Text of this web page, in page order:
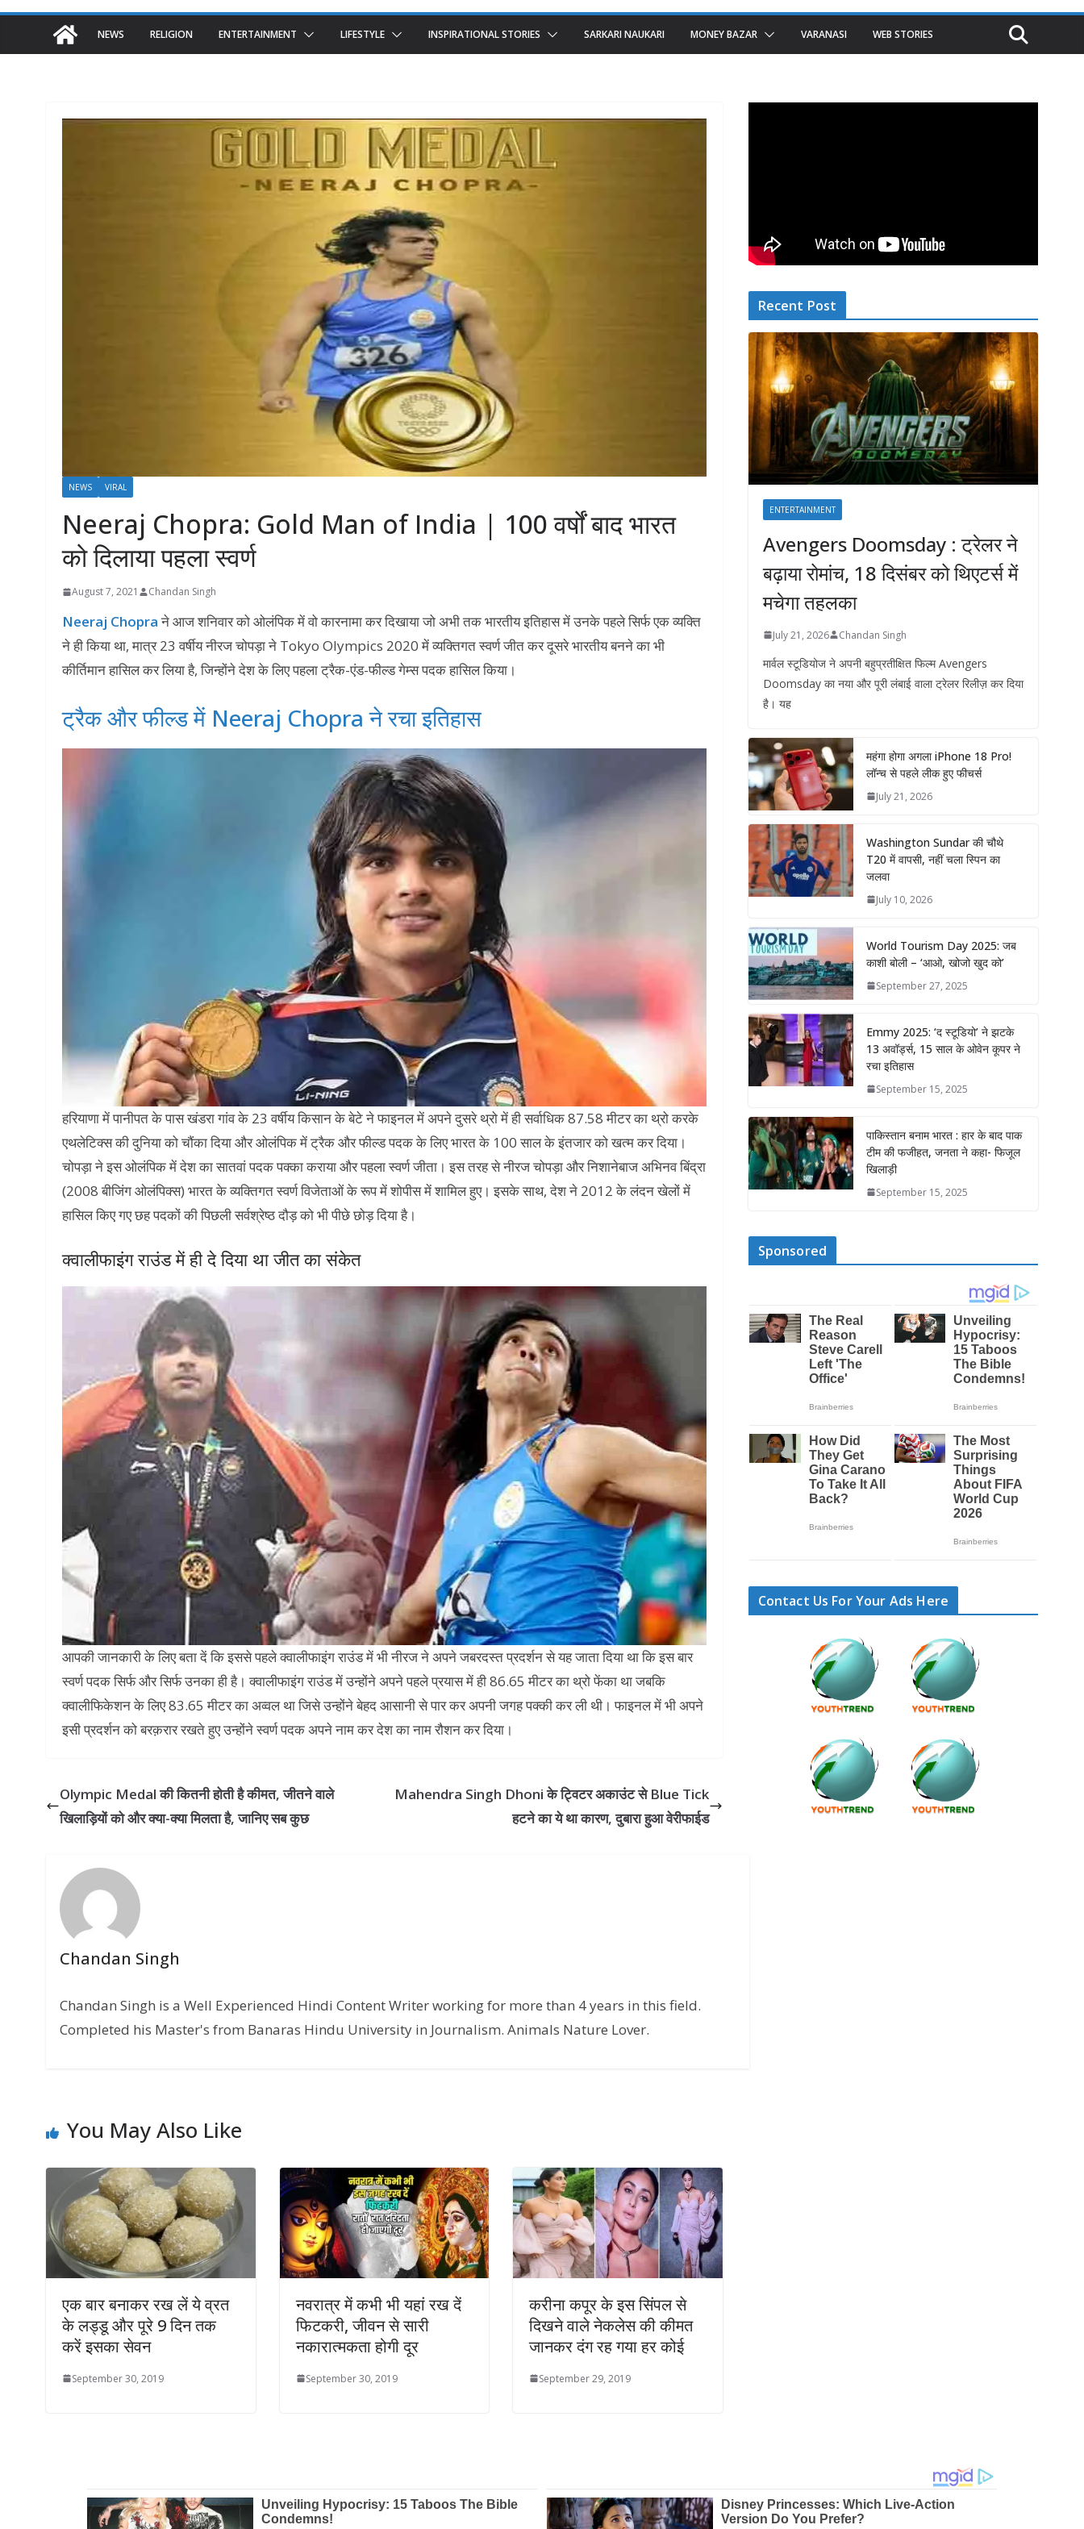
NEWS RELIGION ENTERTAINMENT LIFESTYLE INSPIRATIONAL STORIES SARKARI NAUKARI MONEY BAZAR VARANASI WEB STORIES
NEWS VIRAL
Neeraj Chopra: Gold Man of India | 100 वर्षों बाद भारत
को दिलाया पहला स्वर्ण
August 7, 2021 Chandan Singh
Neeraj Chopraने आज शनिवार को ओलंपिक में वो कारनामा कर दिखाया जो अभी तक भारतीय इतिहास में उनके पहले सिर्फ एक व्यक्ति
ने ही किया था, मात्र 23 वर्षीय नीरज चोपड़ा ने Tokyo Olympics 2020 में व्यक्तिगत स्वर्ण जीत कर दूसरे भारतीय बनने का भी
कीर्तिमान हासिल कर लिया है, जिन्होंने देश के लिए पहला ट्रैक-एंड-फील्ड गेम्स पदक हासिल किया।
ट्रैक और फील्ड में Neeraj Chopra ने रचा इतिहास
हरियाणा में पानीपत के पास खंडरा गांव के 23 वर्षीय किसान के बेटे ने फाइनल में अपने दुसरे थ्रो में ही सर्वाधिक 87.58 मीटर का थ्रो करके
एथलेटिक्स की दुनिया को चौंका दिया और ओलंपिक में ट्रैक और फील्ड पदक के लिए भारत के 100 साल के इंतजार को खत्म कर दिया।
चोपड़ा ने इस ओलंपिक में देश का सातवां पदक पक्का कराया और पहला स्वर्ण जीता। इस तरह से नीरज चोपड़ा और निशानेबाज अभिनव बिंद्रा
(2008 बीजिंग ओलंपिक्स) भारत के व्यक्तिगत स्वर्ण विजेताओं के रूप में शोपीस में शामिल हुए। इसके साथ, देश ने 2012 के लंदन खेलों में
हासिल किए गए छह पदकों की पिछली सर्वश्रेष्ठ दौड़ को भी पीछे छोड़ दिया है।
क्वालीफाइंग राउंड में ही दे दिया था जीत का संकेत
आपकी जानकारी के लिए बता दें कि इससे पहले क्वालीफाइंग राउंड में भी नीरज ने अपने जबरदस्त प्रदर्शन से यह जाता दिया था कि इस बार
स्वर्ण पदक सिर्फ और सिर्फ उनका ही है। क्वालीफाइंग राउंड में उन्होंने अपने पहले प्रयास में ही 86.65 मीटर का थ्रो फेंका था जबकि
क्वालीफिकेशन के लिए 83.65 मीटर का अव्वल था जिसे उन्होंने बेहद आसानी से पार कर अपनी जगह पक्की कर ली थी। फाइनल में भी अपने
इसी प्रदर्शन को बरक़रार रखते हुए उन्होंने स्वर्ण पदक अपने नाम कर देश का नाम रौशन कर दिया।
Olympic Medal की कितनी होती है कीमत, जीतने वाले
खिलाड़ियों को और क्या-क्या मिलता है, जानिए सब कुछ
Mahendra Singh Dhoni के ट्विटर अकाउंट से Blue Tick
हटने का ये था कारण, दुबारा हुआ वेरीफाईड
Chandan Singh
Chandan Singh is a Well Experienced Hindi Content Writer working for more than 4 years in this field.
Completed his Master's from Banaras Hindu University in Journalism. Animals Nature Lover.
You May Also Like
एक बार बनाकर रख लें ये व्रत
के लड्डू और पूरे 9 दिन तक
करें इसका सेवन
September 30, 2019
नवरात्र में कभी भी यहां रख दें
फिटकरी, जीवन से सारी
नकारात्मकता होगी दूर
September 30, 2019
करीना कपूर के इस सिंपल से
दिखने वाले नेकलेस की कीमत
जानकर दंग रह गया हर कोई
September 29, 2019
Recent Post
ENTERTAINMENT
Avengers Doomsday : ट्रेलर ने
बढ़ाया रोमांच, 18 दिसंबर को थिएटर्स में
मचेगा तहलका
July 21, 2026 Chandan Singh
मार्वल स्टूडियोज ने अपनी बहुप्रतीक्षित फिल्म Avengers
Doomsday का नया और पूरी लंबाई वाला ट्रेलर रिलीज़ कर दिया
है। यह
महंगा होगा अगला iPhone 18 Pro!
लॉन्च से पहले लीक हुए फीचर्स
July 21, 2026
Washington Sundar की चौथे
T20 में वापसी, नहीं चला स्पिन का
जलवा
July 10, 2026
World Tourism Day 2025: जब
काशी बोली – ‘आओ, खोजो खुद को’
September 27, 2025
Emmy 2025: ‘द स्टूडियो’ ने झटके
13 अवॉर्ड्स, 15 साल के ओवेन कूपर ने
रचा इतिहास
September 15, 2025
पाकिस्तान बनाम भारत : हार के बाद पाक
टीम की फजीहत, जनता ने कहा- फिजूल
खिलाड़ी
September 15, 2025
Sponsored
Contact Us For Your Ads Here